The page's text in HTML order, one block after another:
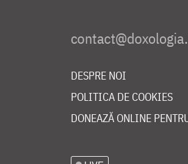
DESPRE NOI
POLITICA DE COOKIES
DONEAZĂ ONLINE